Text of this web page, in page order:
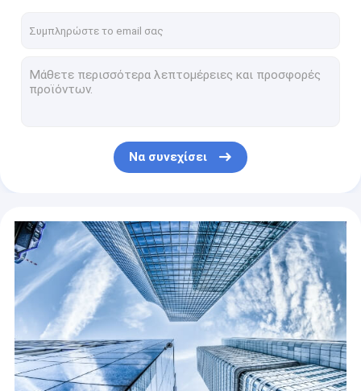
Ice cream most selling products pan fried ice cream machines / ice cream cart with 6 pans and 2 pots
Ice Cream Two Pots Five Pans Ice Cream Roll Machine / Fried Ice Cream Machine / Ice Cream Operator Counter
Snack factory low price 3 flavor fruit serve ice cream maker machine commercial soft frozen yogurt ice cream machine sale
Factory Commercial Ice Block Machines Industrial Removable Transparent Strip Cubes Custom Ice Maker Machines
food &amp; Commercial Beverage Factory Ice Cube Making Machine Factory Price CE Automatic Block Ice Maker Machine For Sale
Hotel ice maker machine with high quality ice maker factory custom commercial 50KG/24H nugget ice maker
Industrial Commercial Under Counter Countertop Nugget Ice Maker Making Machine With Side Tank
Να συνεχίσει